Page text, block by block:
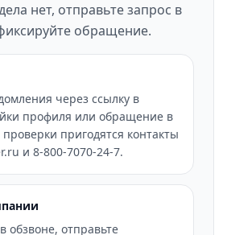
нет, отправьте запрос в
обращение.
через ссылку в
профиля или обращение в
пригодятся контакты
и 8-800-7070-24-7.
обзвоне, отправьте